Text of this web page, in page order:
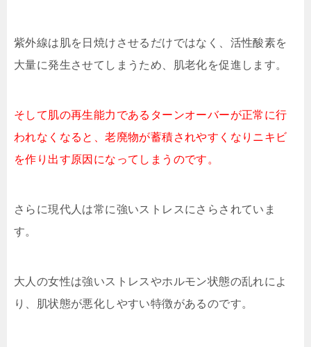
紫外線は肌を日焼けさせるだけではなく、活性酸素を
大量に発生させてしまうため、肌老化を促進します。
そして肌の再生能力であるターンオーバーが正常に行
われなくなると、老廃物が蓄積されやすくなりニキビ
を作り出す原因になってしまうのです。
さらに現代人は常に強いストレスにさらされていま
す。
大人の女性は強いストレスやホルモン状態の乱れによ
り、肌状態が悪化しやすい特徴があるのです。